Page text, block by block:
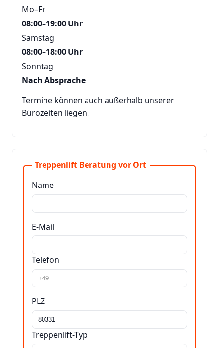
Mo–Fr
08:00–19:00 Uhr
Samstag
08:00–18:00 Uhr
Sonntag
Nach Absprache
Termine können auch außerhalb unserer
Bürozeiten liegen.
Treppenlift Beratung vor Ort
Name
E-Mail
Telefon
PLZ
Treppenlift-Typ